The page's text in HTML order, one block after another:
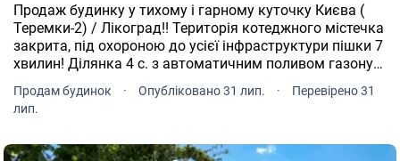
Продаж будинку у тихому і гарному куточку Києва (
Теремки-2) / Лікоград!! Територія котеджного містечка
закрита, під охороною до усієї інфраструктури пішки 7
хвилин! Ділянка 4 с. з автоматичним поливом газону
та підсвіткою, ландшафтний дизайн. Загальна площа
141, 3 м2, житлова 114, 4 м2, два поверхи, чотири
спальні, два санвузла, кухня-студія, терраса, окрема
мебльований з технікою, заходь і живи. Чотири
Продам будинок · Опубліковано 31 лип. ·
Перевірено 31
лип.